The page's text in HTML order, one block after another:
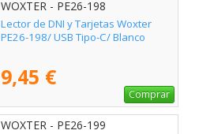
WOXTER - PE26-198
Lector de DNI y Tarjetas Woxter
PE26-198/ USB Tipo-C/ Blanco
9,45 €
Comprar
WOXTER - PE26-199